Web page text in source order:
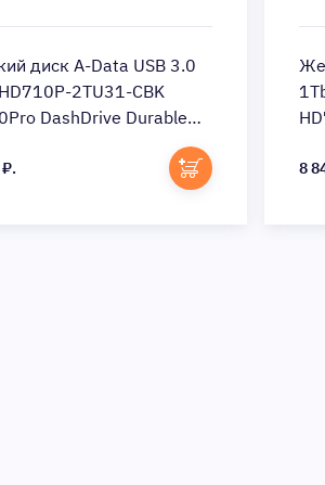
диск A-Data USB 3.0
2TU31-CBK
DashDrive Durable
8